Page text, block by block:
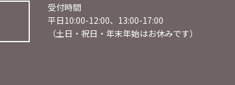
受付時間
平日10:00-12:00、13:00-17:00
（土日・祝日・年末年始はお休みです）